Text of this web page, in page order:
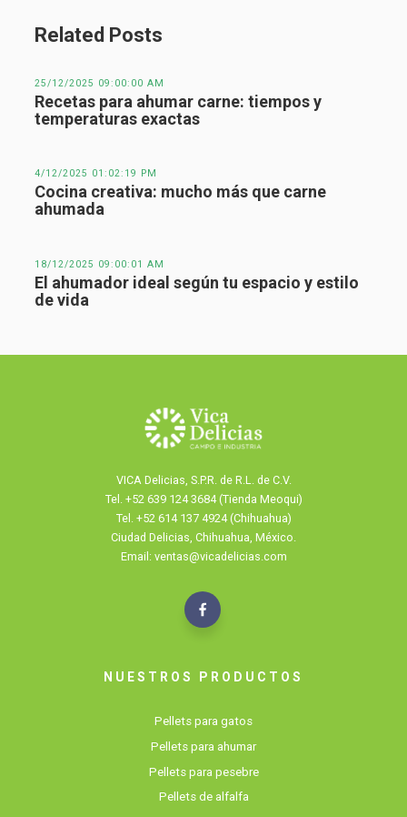
Related Posts
25/12/2025 09:00:00 AM
Recetas para ahumar carne: tiempos y
temperaturas exactas
4/12/2025 01:02:19 PM
Cocina creativa: mucho más que carne
ahumada
18/12/2025 09:00:01 AM
El ahumador ideal según tu espacio y estilo
de vida
VICA Delicias, S.P.R. de R.L. de C.V.
Tel. +52 639 124 3684 (Tienda Meoqui)
Tel. +52 614 137 4924 (Chihuahua)
Ciudad Delicias, Chihuahua, México.
Email: ventas@vicadelicias.com
NUESTROS PRODUCTOS
Pellets para gatos
Pellets para ahumar
Pellets para pesebre
Pellets de alfalfa